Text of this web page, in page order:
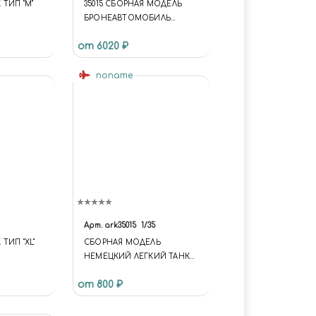
"M"
35015 СБОРНАЯ МОДЕЛЬ
БРОНЕАВТОМОБИЛЬ
ЛАТЫШСКОЙ/ПОЛЬСКОЙ/
УКРАИНСКОЙ/СОВЕТСКО,
1/35
от 6020 ₽
"XL"
noname
Арт. ark35015 1/35
СБОРНАЯ МОДЕЛЬ
НЕМЕЦКИЙ ЛЕГКИЙ ТАНК
от 800 ₽